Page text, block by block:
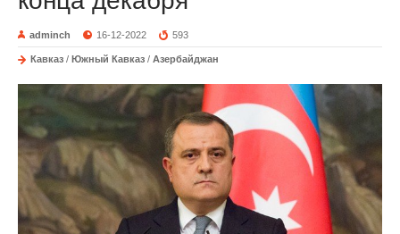
adminch 16-12-2022 593
Кавказ / Южный Кавказ / Азербайджан